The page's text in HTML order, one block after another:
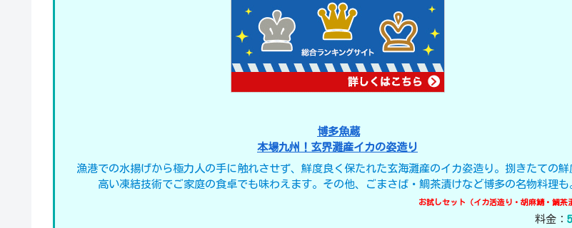
博多魚蔵
本場九州！玄界灘産イカの姿造り
漁港での水揚げから極力人の手に触れさせず、鮮度良く保たれた玄海灘産のイカ姿造り。捌きたての鮮
高い凍結技術でご家庭の食卓でも味わえます。その他、ごまさば・鯛茶漬けなど博多の名物料理も
お試しセット（イカ活造り・胡麻鯖・鯛茶
料金：